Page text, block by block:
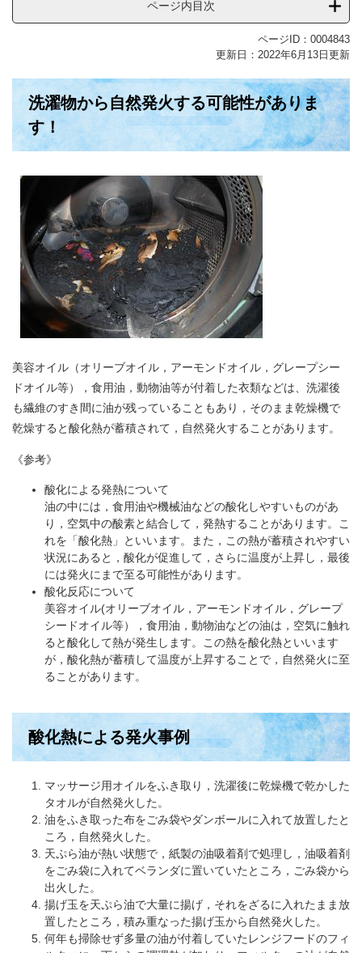
ページ内目次
ページID：0004843
更新日：2022年6月13日更新
洗濯物から自然発火する可能性がありま
す！
美容オイル（オリーブオイル，アーモンドオイル，グレープシー
ドオイル等），食用油，動物油等が付着した衣類などは、洗濯後
も繊維のすき間に油が残っていることもあり，そのまま乾燥機で
乾燥すると酸化熱が蓄積されて，自然発火することがあります。
《参考》
酸化による発熱について
油の中には，食用油や機械油などの酸化しやすいものがあ
り，空気中の酸素と結合して，発熱することがあります。こ
れを「酸化熱」といいます。また，この熱が蓄積されやすい
状況にあると，酸化が促進して，さらに温度が上昇し，最後
には発火にまで至る可能性があります。
酸化反応について
美容オイル(オリーブオイル，アーモンドオイル，グレープ
シードオイル等），食用油，動物油などの油は，空気に触れ
ると酸化して熱が発生します。この熱を酸化熱といいます
が，酸化熱が蓄積して温度が上昇することで，自然発火に至
ることがあります。
酸化熱による発火事例
マッサージ用オイルをふき取り，洗濯後に乾燥機で乾かした
タオルが自然発火した。
油をふき取った布をごみ袋やダンボールに入れて放置したと
ころ，自然発火した。
天ぷら油が熱い状態で，紙製の油吸着剤で処理し，油吸着剤
をごみ袋に入れてベランダに置いていたところ，ごみ袋から
出火した。
揚げ玉を天ぷら油で大量に揚げ，それをざるに入れたまま放
置したところ，積み重なった揚げ玉から自然発火した。
何年も掃除せず多量の油が付着していたレンジフードのフィ